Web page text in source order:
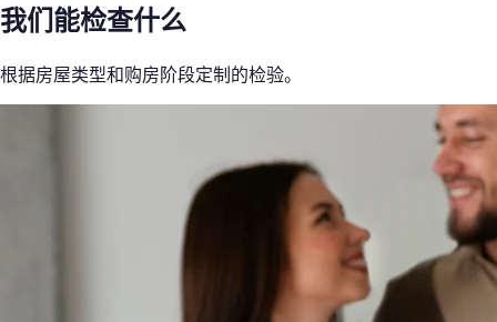
我们能检查什么
根据房屋类型和购房阶段定制的检验。